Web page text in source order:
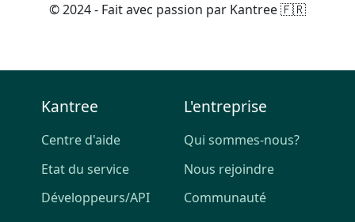
© 2024 - Fait avec passion par Kantree 🇫🇷
Kantree
Centre d'aide
Etat du service
Développeurs/API
L'entreprise
Qui sommes-nous?
Nous rejoindre
Communauté